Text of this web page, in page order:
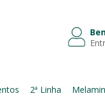
2ª Linha